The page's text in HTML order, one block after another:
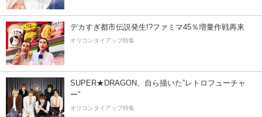
デカすぎ都市伝説発生!?ファミマ45％増量作戦再来
オリコンタイアップ特集
SUPER★DRAGON、自ら描いた”レトロフューチャ
ー”
オリコンタイアップ特集